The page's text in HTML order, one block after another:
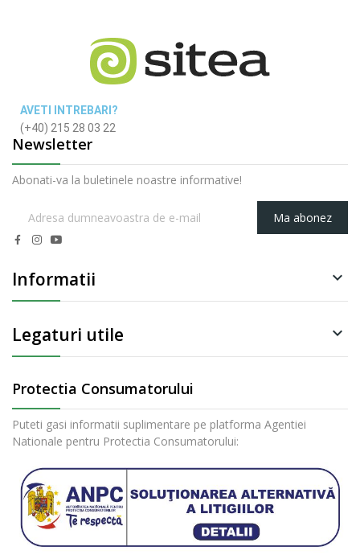
AVETI INTREBARI?
(+40) 215 28 03 22
Newsletter
Abonati-va la buletinele noastre informative!
Ma abonez
Informatii 
Legaturi utile 
Protectia Consumatorului
Puteti gasi informatii suplimentare pe platforma Agentiei
Nationale pentru Protectia Consumatorului: